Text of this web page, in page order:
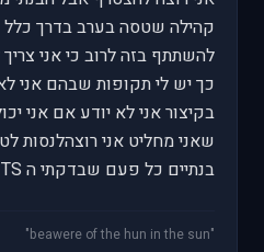
קהילה שטסה בערב בדרך כלל
להשתתף בזה לרוב כי אני
כך יש לי תקופות שבהם אני
בקיצור אני לא יודע אם אני
שאני מחליט אני רוצהלנסות
בנתיים כל פעם שבדקתי ה TS היה ריק...
"beawere of the hun in the sun"